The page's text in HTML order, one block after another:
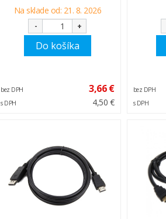
Na sklade od: 21. 8. 2026
- +
Do košíka
bez DPH 3,66 €
s DPH 4,50 €
bez DPH
s DPH